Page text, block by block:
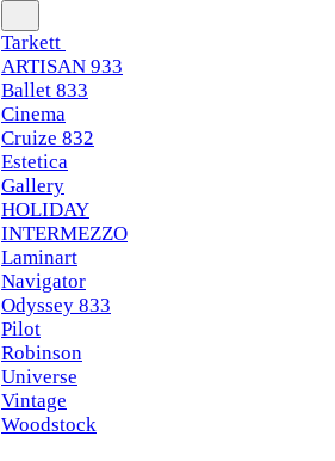
Tarkett
ARTISAN 933
Ballet 833
Cinema
Cruize 832
Estetica
Gallery
HOLIDAY
INTERMEZZO
Laminart
Navigator
Odyssey 833
Pilot
Robinson
Universe
Vintage
Woodstock